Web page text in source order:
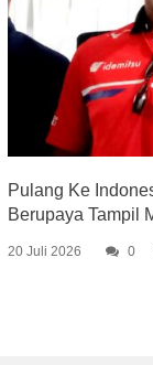
Pulang Ke
Berupaya Tampil
20 Juli 2026 0